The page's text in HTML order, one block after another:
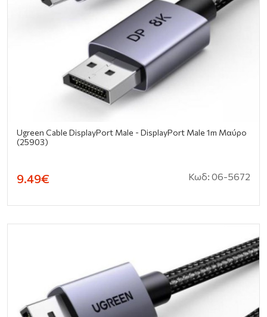
Ugreen Cable DisplayPort Male - DisplayPort Male 1m Μαύρο
(25903)
9.49€ Κωδ: 06-5672